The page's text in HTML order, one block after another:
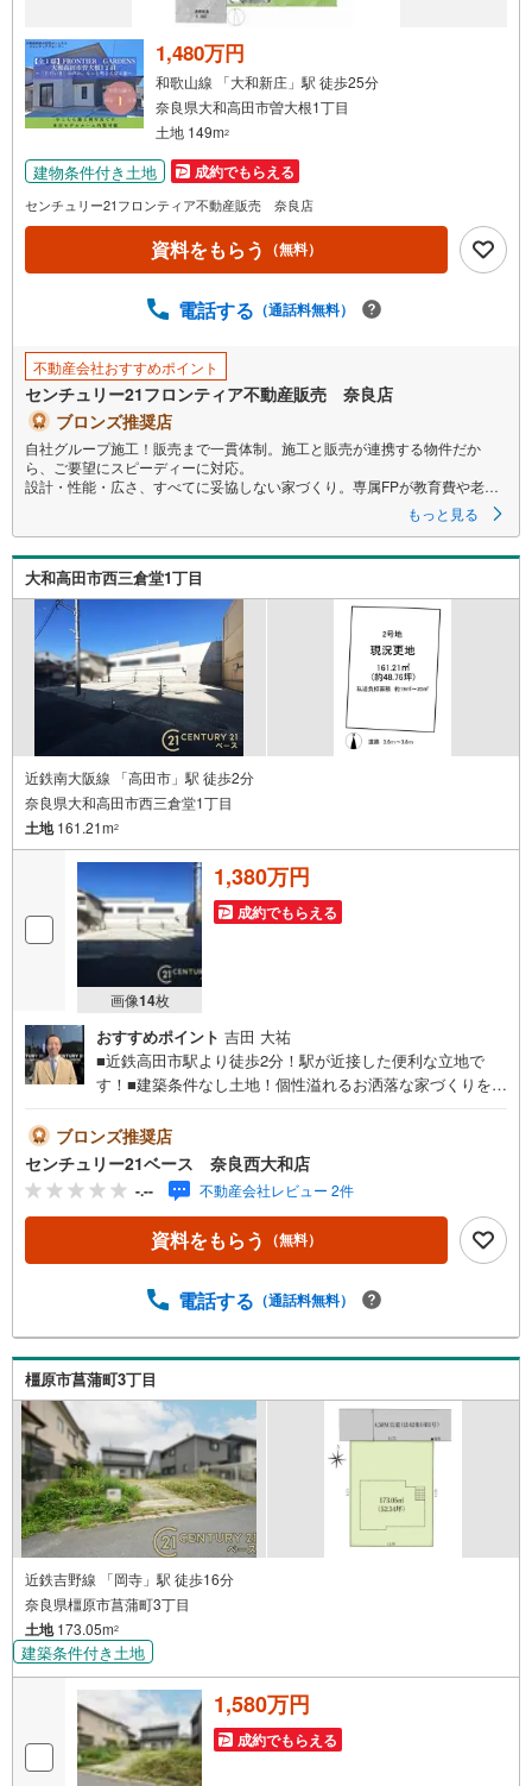
る
・
条
件
マ
イ
ペ
ジ
存
す
1,480万円
和歌山線 「大和新庄」駅 徒歩25分
奈良県大和高田市曽大根1丁目
土地 149m2
建物条件付き土地 成約でもらえる
センチュリー21フロンティア不動産販売 奈良店
資料をもらう （無料）
電話する （通話料無料）
不動産会社おすすめポイント
センチュリー21フロンティア不動産販売 奈良店
ブロンズ推奨店
自社グループ施工！販売まで一貫体制。施工と販売が連携する物件だか
ら、ご要望にスピーディーに対応。
設計・性能・広さ、すべてに妥協しない家づくり。専属FPが教育費や老後
～自社ブランド物件:建売価格で「理想」を諦めない住まい～
■なぜ建売価格で「理想」が叶うのか？
施工から販売までグループ内で完結させることで中間コストを徹底カッ
ト。その分を「広さ」と「性能」に還元しました
■「お金の理想」も諦めない。専属FPによる無料相談
・家計の「見える化」で安心を
教育費や老後資金など将来の出費を数値化。一生涯の家計シミュレーショ
・プロならではのアドバイス
「最適な銀行は？」「今の年収で大丈夫？」といった疑問から住宅ローン
の最大活用まで、家計を守る具体的なプランをご提案
「自分らしい家」と「安心できる将来」
どちらもフロンティアで叶えませんか？
当日の現地見学・FP相談も受付中です
もっと見る
大和高田市西三倉堂1丁目
近鉄南大阪線 「高田市」駅 徒歩2分
奈良県大和高田市西三倉堂1丁目
土地161.21m2
画像14枚
1,380万円
成約でもらえる
おすすめポイント 吉田 大祐
■近鉄高田市駅より徒歩2分！駅が近接した便利な立地で
す！■建築条件なし土地！個性溢れるお洒落な家づくりを実
事終わりのお時間でもご見学可！・今から見たい！という
お声にもご対応できます！◇住宅ローンもお任せくださ
い！◇・提携銀行多数あり（地方銀行・都市銀行・信用金
庫etc）・優遇後適用金利 0.875％～（審査内容により異な
ります）--- ◇◇ Yahoo！不動産キャンペーン対象店舗 ◇◇
----当店で物件を成約いただくとPayPayボーナスライトが
象になります。「資料をもらう」「見学予約をする」から
のうえお問い合わせください。-----------------------------
ブロンズ推奨店
センチュリー21ベース 奈良西大和店
-.-- 不動産会社レビュー 2件
資料をもらう （無料）
電話する （通話料無料）
橿原市菖蒲町3丁目
近鉄吉野線 「岡寺」駅 徒歩16分
奈良県橿原市菖蒲町3丁目
土地173.05m2
建築条件付き土地
1,580万円
成約でもらえる